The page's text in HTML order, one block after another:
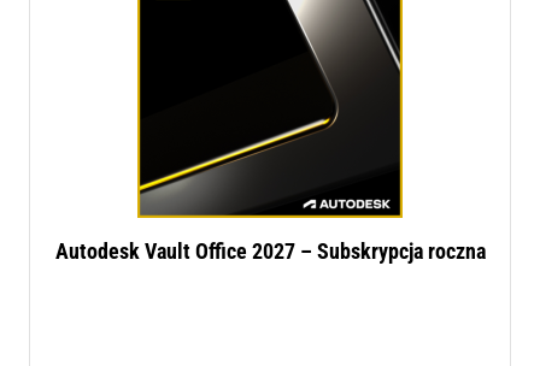
Autodesk Vault Office 2027 – Subskrypcja roczna